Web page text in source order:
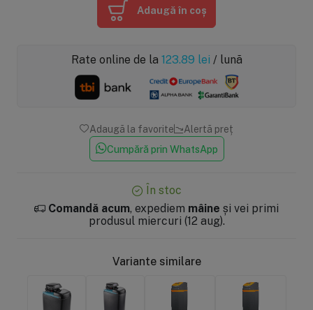
Adaugă în coș
Rate online de la 123.89 lei / lună
Adaugă la favorite
Alertă preț
Cumpără prin WhatsApp
În stoc
Comandă acum, expediem mâine și vei primi
produsul miercuri (12 aug).
Variante similare